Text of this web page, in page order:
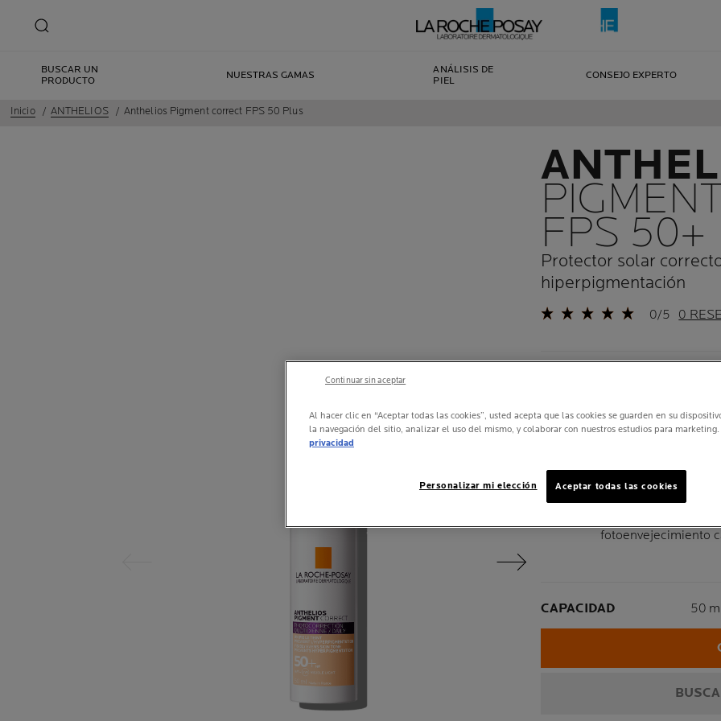
BUSCAR UN
PRODUCTO
NUESTRAS GAMAS
ANÁLISIS DE
PIEL
CONSEJO EXPERTO
Inicio ANTHELIOS Anthelios Pigment correct FPS 50 Plus
Panel siguiente
FPS 50+
Protector solar
hiperpigmentación
0/5 0
DE
Ayuda a corregir
Protección de
contaminación y la
La nueva
fotoenvejecimiento
CAPACIDAD 50
Al hacer clic en “Aceptar todas las cookies”, usted acepta que las cookies se guarden en su
la navegación del sitio, analizar el uso del mismo, y colaborar con nuestros estudios para marketing.
privacidad
Aceptar todas las cookies
Personalizar mi elección
Continuar sin aceptar